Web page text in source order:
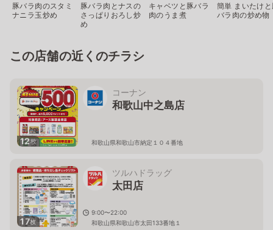
豚バラ肉のスタミ
ナニラ玉炒め
豚バラ肉とナスの
さっぱりおろし炒
め
キャベツと豚バラ
肉のうま煮
簡単 まいたけ
バラ肉の炒め物
この店舗の近くのチラシ
12枚
コーナン
和歌山中之島店
和歌山県和歌山市納定１０４番地
17枚
ツルハドラッグ
太田店
9:00〜22:00
和歌山県和歌山市太田133番地１